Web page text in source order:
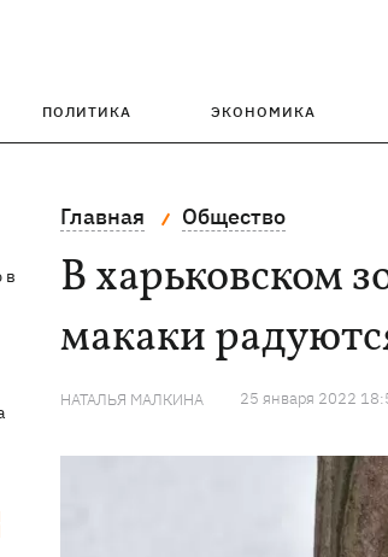
ПОЛИТИКА ЭКОНОМИКА
в
Главная Общество
В харьковском
макаки
НАТАЛЬЯ МАЛКИНА 25 января 2022